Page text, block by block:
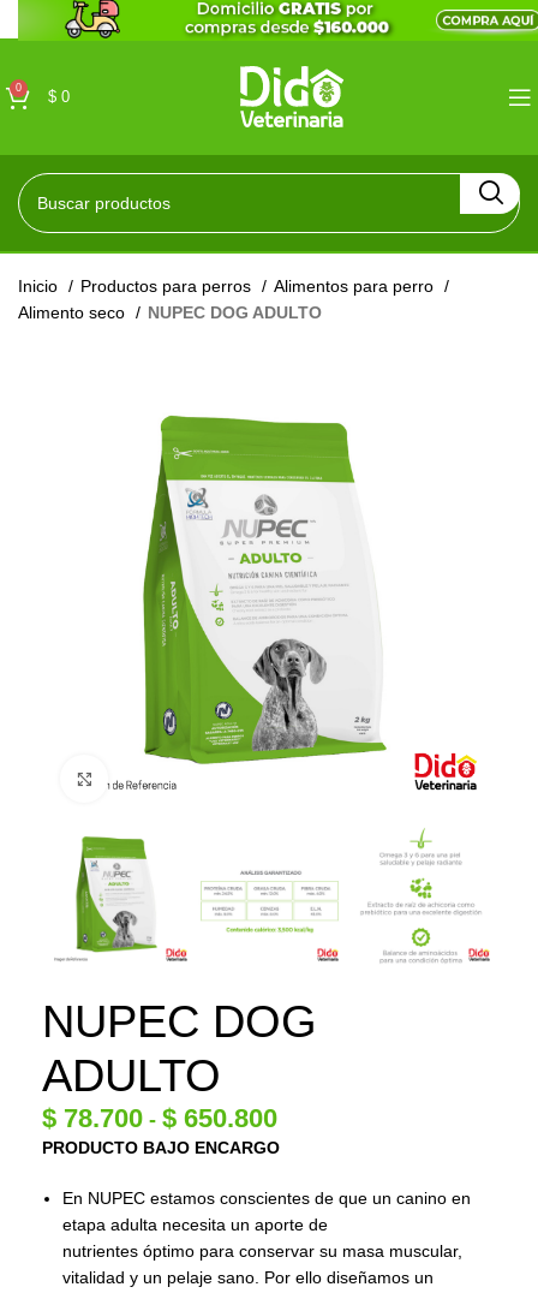
0
$ 0
Inicio Productos para perros
Alimentos para perro
Alimento seco
NUPEC DOG ADULTO
Click to enlarge
NUPEC DOG
ADULTO
$ 78.700 - $ 650.800
PRODUCTO BAJO ENCARGO
En NUPEC estamos conscientes de que un canino en
etapa adulta necesita un aporte de
nutrientes óptimo para conservar su masa muscular,
vitalidad y un pelaje sano. Por ello diseñamos un